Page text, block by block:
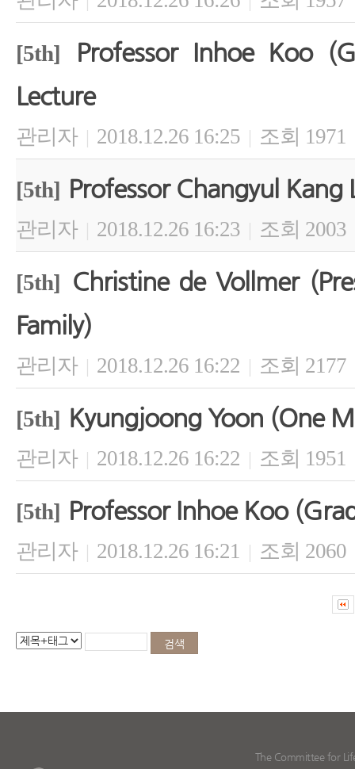
[5th]
Professor Inhoe Koo
Lecture
관리자 | 2018.12.26 16:25 | 조회 1971
[5th] Professor Changyul Kang
관리자 | 2018.12.26 16:23 | 조회 2003
[5th] Christine de Vollmer
Family)
관리자 | 2018.12.26 16:22 | 조회 2177
[5th] Kyungjoong Yoon (One
관리자 | 2018.12.26 16:22 | 조회 1951
[5th] Professor Inhoe Koo
관리자 | 2018.12.26 16:21 | 조회 2060
The Committee for